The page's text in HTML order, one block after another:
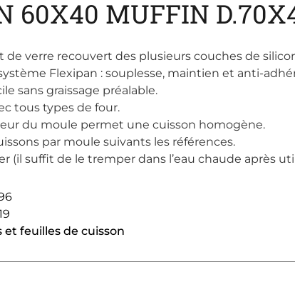
60X40 MUFFIN
de verre recouvert des plusieurs couches de
Flexipan : souplesse, maintien et anti-
sans graissage préalable.
tous types de four.
du moule permet une cuisson homogène.
par moule suivants les références.
(il suffit de le tremper dans l’eau chaude après
et feuilles de cuisson